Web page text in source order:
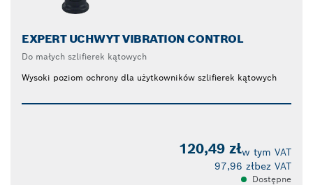
EXPERT UCHWYT VIBRATION CONTROL
Do małych szlifierek kątowych
Wysoki poziom ochrony dla użytkowników szlifierek kątowych
120,49 złw tym VAT
97,96 złbez VAT
Dostępne